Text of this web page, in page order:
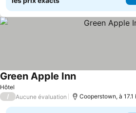
Hôtel
Green Apple Inn
/ Aucune évaluation Cooperstown, à